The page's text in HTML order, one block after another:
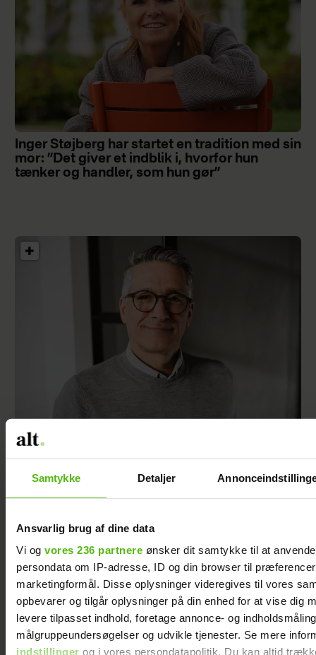
Samtykke Detaljer
Ansvarlig brug af dine data
Vi og vores 236 partnere ønsker dit samtykke til at
persondata om IP-adresse, ID og din browser til
marketingformål. Disse oplysninger videregives til vores
opbevarer og tilgår oplysninger på din enhed for at vise dig
levere tilpasset indhold, foretage annonce- og
målgruppeundersøgelser og udvikle tjenester. Se mere
indstillinger og i vores persondatapolitik. Du kan altid
Inger Støjberg har startet en tradition med sin
mor: ”Det giver et indblik i, hvorfor hun
tænker og handler, som hun gør”
Da jeg igen gik ned med stress, indså jeg, at
der måtte ske noget drastisk i mit ægteskab